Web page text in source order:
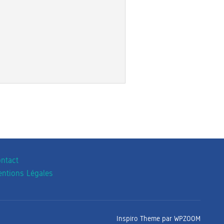
Légales
Inspiro Theme par WPZOOM